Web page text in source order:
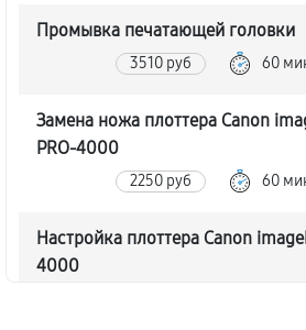
Промывка печатающей головки
3510 руб 60
Замена ножа плоттера Canon
PRO-4000
2250 руб 60
Настройка плоттера Canon
4000